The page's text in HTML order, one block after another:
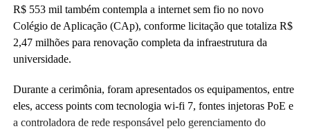
R$ 553 mil também contempla a internet sem fio no novo
Colégio de Aplicação (CAp), conforme licitação que totaliza R$
2,47 milhões para renovação completa da infraestrutura da
universidade.
Durante a cerimônia, foram apresentados os equipamentos, entre
eles, access points com tecnologia wi-fi 7, fontes injetoras PoE e
a controladora de rede responsável pelo gerenciamento do